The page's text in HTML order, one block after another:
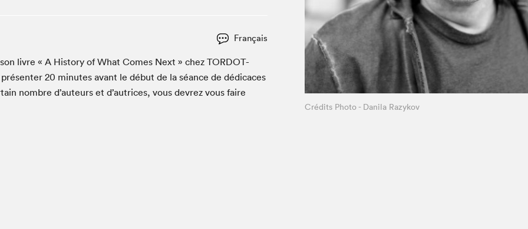
Vitrine du Festival littéraire international Metropolis
bleu
La lecture en cadeau
Français
livre « A His­to­ry of What Comes Next » chez TOR­DOT­
présen­ter 20 min­utes avant le début de la séance de dédi­caces
nom­bre d’auteurs et d’autrices, vous devrez vous faire
Crédits Photo - Danila Razykov